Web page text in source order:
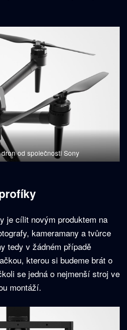
od společnosti Sony
je cílit novým produktem na
kameramany a tvůrce
tedy v žádném případě
kterou si budeme brát o
se jedná o nejmenší stroj ve
montáží.